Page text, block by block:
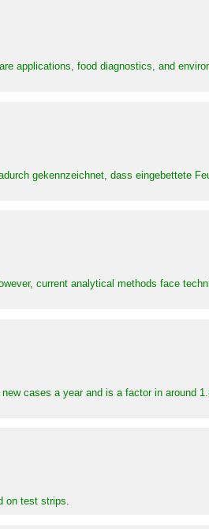
applications, food diagnostics, and
gekennzeichnet, dass eingebettete
current analytical methods face
cases a year and is a factor in around
on test strips.